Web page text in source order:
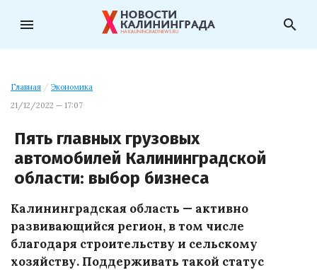
menu search
Главная / Экономика
21/12/2022 — 17:07
Пять главных грузовых
автомобилей Калининградской
области: выбор бизнеса
Калининградская область — активно
развивающийся регион, в том числе
благодаря строительству и сельскому
хозяйству. Поддерживать такой статус